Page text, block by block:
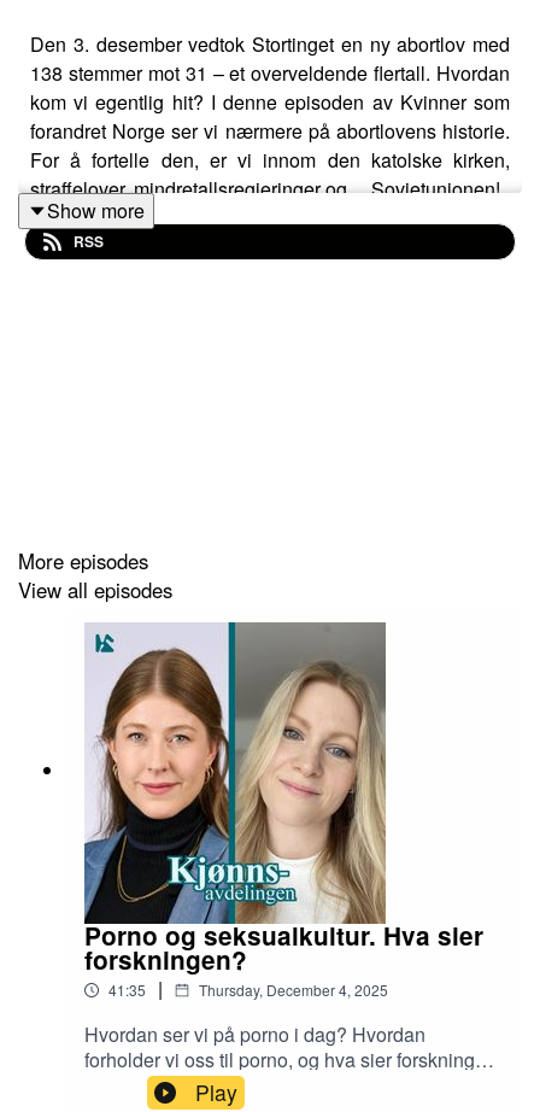
Den 3. desember vedtok Stortinget en ny abortlov med
138 stemmer mot 31 – et overveldende flertall. Hvordan
kom vi egentlig hit? I denne episoden av Kvinner som
forandret Norge ser vi nærmere på abortlovens historie.
For å fortelle den, er vi innom den katolske kirken,
straffelover, mindretallsregjeringer og… Sovjetunionen!
Kvinnehistorie.no: Å møte i abortnemnd. Kvinner
forteller:https://www.kvinnehistorie.no/artikkel/t-2361/aa-
moete-i-abortnemd-kvinner-forteller
A history of pregancy, av Anne Stensvold
Abortspørsmålets politiske historie av Kari Tove
Elvbakken
Den gamle, den nye og den forente abortdebatten,
artikkel i Tidsskrift for kjønnsforskning av Berge Solberg
Show more
RSS
More episodes
View all episodes
Porno og seksualkultur. Hva sier
forskningen?
41:35 | Thursday, December 4, 2025
Hvordan ser vi på porno i dag? Hvordan
forholder vi oss til porno, og hva sier forskningen
om seksualturen nå? 1977 brant det første
Play